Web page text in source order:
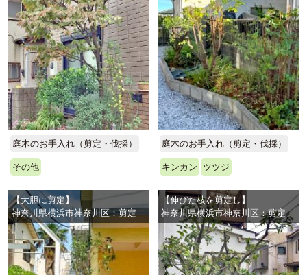
庭木のお手入れ（剪定・伐採）
その他
庭木のお手入れ（剪定・伐採）
キンカン ツツジ
【大胆に剪定】
神奈川県横浜市神奈川区：剪定
【伸びた枝を剪定し】
神奈川県横浜市神奈川区：剪定